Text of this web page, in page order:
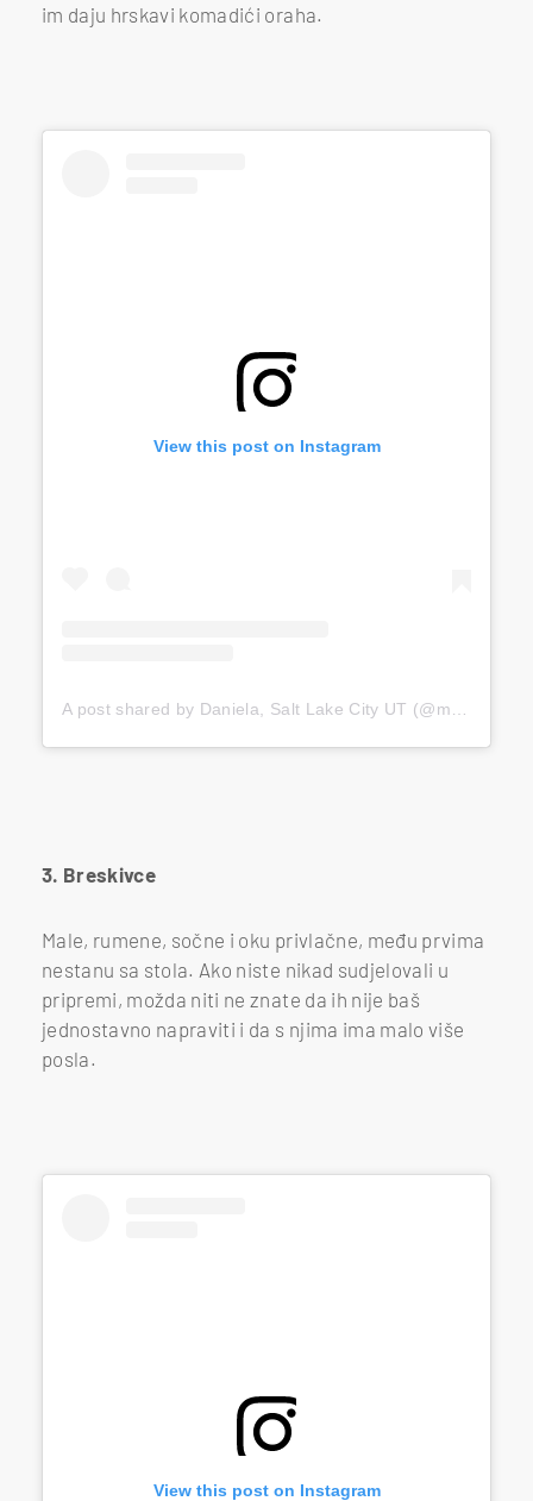
im daju hrskavi komadići oraha.
View this post on Instagram
3. Breskivce
Male, rumene, sočne i oku privlačne, među prvima
nestanu sa stola. Ako niste nikad sudjelovali u
pripremi, možda niti ne znate da ih nije baš
jednostavno napraviti i da s njima ima malo više
posla.
View this post on Instagram